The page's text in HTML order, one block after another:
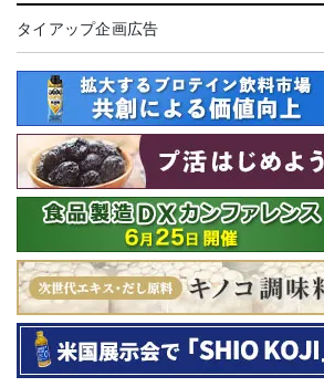
タイアップ企画広告